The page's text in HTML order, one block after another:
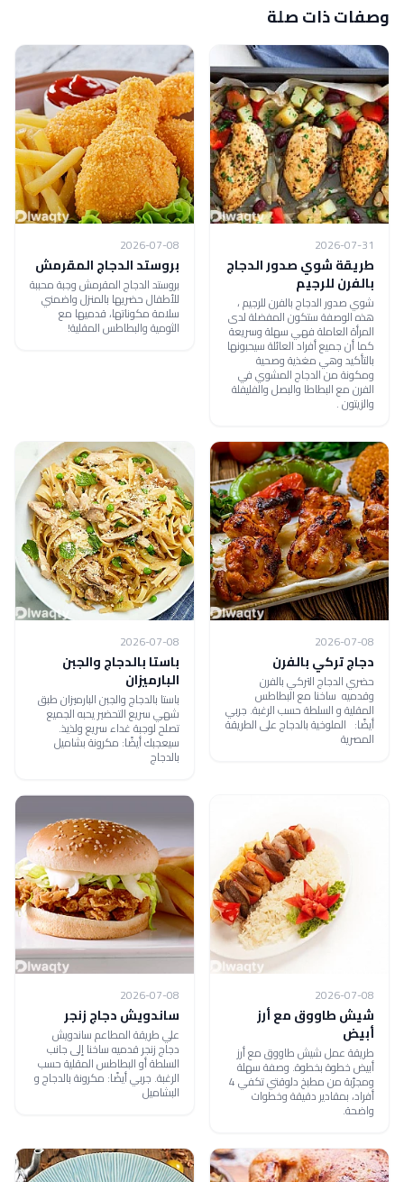
وصفات ذات صلة
2026-07-31
طريقة شوي صدور الدجاج
بالفرن للرجيم
شوي صدور الدجاج بالفرن للرجيم ،
هذه الوصفة ستكون المفضلة لدى
المرأة العاملة فهي سهلة وسريعة
كما أن جميع أفراد العائلة سيحبونها
بالتأكيد وهي مغذية وصحية
ومكونة من الدجاج المشوي في
الفرن مع البطاطا والبصل والفليفلة
والزيتون .
2026-07-08
بروستد الدجاج المقرمش
بروستد الدجاج المقرمش وجبة محببة
للأطفال حضريها بالمنزل واضمني
سلامة مكوناتها، قدميها مع
الثومية والبطاطس المقلية!
2026-07-08
دجاج تركي بالفرن
حضري الدجاج التركي بالفرن
وقدميه ساخنا مع البطاطس
المقلية و السلطة حسب الرغبة. جربي
أيضًا: الملوخية بالدجاج على الطريقة
المصرية
2026-07-08
باستا بالدجاج والجبن
البارميزان
باستا بالدجاج والجبن البارميزان طبق
شهي سريع التحضير يحبه الجميع
تصلح لوجبة غداء سريع ولذيذ.
سيعجبك أيضًا: مكرونة بشاميل
بالدجاج
2026-07-08
شيش طاووق مع أرز
أبيض
طريقة عمل شيش طاووق مع أرز
أبيض خطوة بخطوة. وصفة سهلة
ومجرّبة من مطبخ دلوقتي تكفي 4
أفراد، بمقادير دقيقة وخطوات
واضحة.
2026-07-08
ساندويش دجاج زنجر
علي طريقة المطاعم ساندويش
دجاج زنجر قدميه ساخنا إلى جانب
السلطة أو البطاطس المقلية حسب
الرغبة. جربي أيضًا: مكرونة بالدجاج و
البشاميل